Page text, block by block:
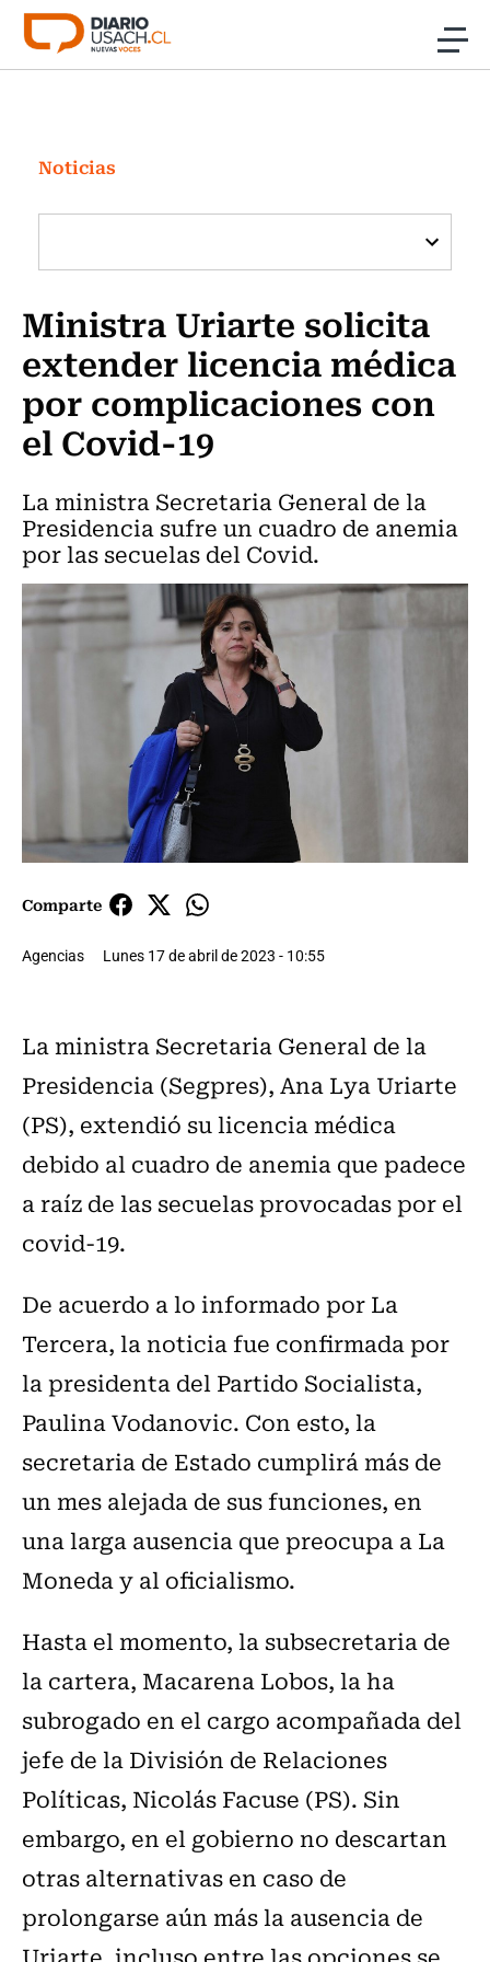
Click acá para ir directamente al contenido
Investigación
Cultura
Programas Radio y TV Usach
Noticias
Ministra Uriarte solicita
extender licencia médica
por complicaciones con
el Covid-19
La ministra Secretaria General de la
Presidencia sufre un cuadro de anemia
por las secuelas del Covid.
Comparte
Agencias Lunes 17 de abril de 2023 - 10:55
La ministra Secretaria General de la
Presidencia (Segpres), Ana Lya Uriarte
(PS), extendió su licencia médica
debido al cuadro de anemia que padece
a raíz de las secuelas provocadas por el
covid-19.
De acuerdo a lo informado por La
Tercera, la noticia fue confirmada por
la presidenta del Partido Socialista,
Paulina Vodanovic. Con esto, la
secretaria de Estado cumplirá más de
un mes alejada de sus funciones, en
una larga ausencia que preocupa a La
Moneda y al oficialismo.
Hasta el momento, la subsecretaria de
la cartera, Macarena Lobos, la ha
subrogado en el cargo acompañada del
jefe de la División de Relaciones
Políticas, Nicolás Facuse (PS). Sin
embargo, en el gobierno no descartan
otras alternativas en caso de
prolongarse aún más la ausencia de